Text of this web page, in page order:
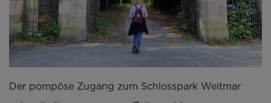
Der pompöse Zugang zum Schlosspark Weitmar